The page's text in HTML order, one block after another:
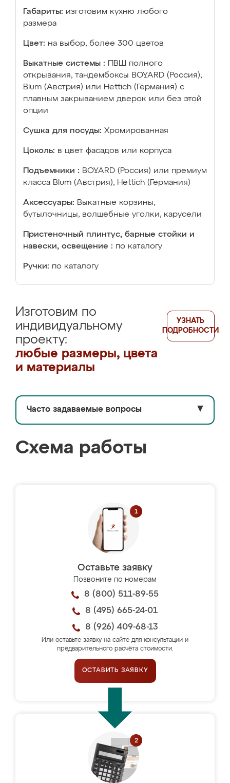
Габариты: изготовим кухню любого
размера
Цвет: на выбор, более 300 цветов
Выкатные системы :
ПВШ полного
открывания, тандембоксы BOYARD (Россия),
Blum (Австрия) или Hettich (Германия) с
плавным закрыванием дверок или без этой
опции
Сушка для посуды: Хромированная
Цоколь: в цвет фасадов или корпуса
Подъемники : BOYARD (Россия) или премиум
класса Blum (Австрия), Hettich (Германия)
Аксессуары: Выкатные корзины,
бутылочницы, волшебные уголки, карусели
Пристеночный плинтус, барные стойки и
навески, освещение : по каталогу
Ручки: по каталогу
Изготовим по
индивидуальному
проекту:
любые размеры, цвета
и материалы
УЗНАТЬ
ПОДРОБНОСТИ
Часто задаваемые вопросы ▼
Схема работы
Оставьте заявку
Позвоните по номерам
8 (800) 511-89-55
8 (495) 665-24-01
8 (926) 409-68-13
Или оставьте заявку на сайте для консультации и
предварительного расчёта стоимости.
ОСТАВИТЬ ЗАЯВКУ